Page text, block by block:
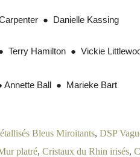
● Danielle Kassing
Terry Hamilton ● Vickie
Annette Ball ● Marieke Bart
Bleus Miroitants, DSP
platré, Cristaux du Rhin irisés,